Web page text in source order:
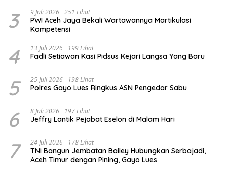
3 9 Juli 2026 251 Lihat
PWI Aceh Jaya Bekali Wartawannya Martikulasi
Kompetensi
4 13 Juli 2026 199 Lihat
Fadli Setiawan Kasi Pidsus Kejari Langsa Yang Baru
5 25 Juli 2026 198 Lihat
Polres Gayo Lues Ringkus ASN Pengedar Sabu
6 8 Juli 2026 197 Lihat
Jeffry Lantik Pejabat Eselon di Malam Hari
7 24 Juli 2026 178 Lihat
TNI Bangun Jembatan Bailey Hubungkan Serbajadi,
Aceh Timur dengan Pining, Gayo Lues